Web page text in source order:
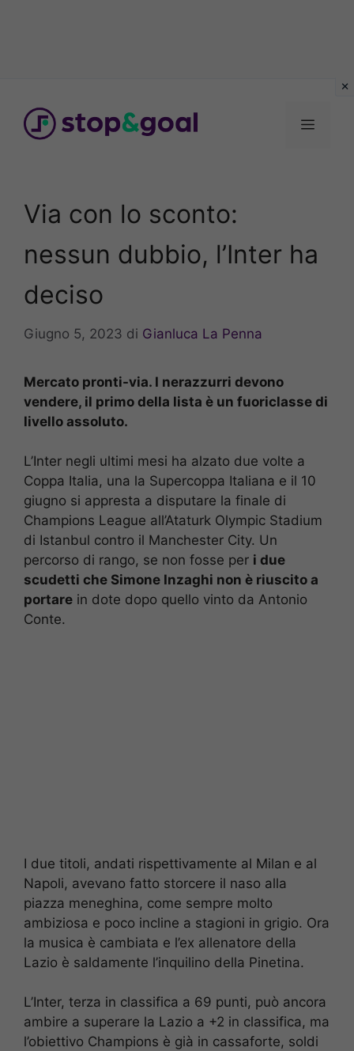
contenuto
Menu
Via con lo sconto:
nessun dubbio, l’Inter ha
deciso
Giugno 5, 2023 di Gianluca La Penna
Mercato pronti-via. I nerazzurri devono
vendere, il primo della lista è un fuoriclasse di
livello assoluto.
L’Inter negli ultimi mesi ha alzato due volte a
Coppa Italia, una la Supercoppa Italiana e il 10
giugno si appresta a disputare la finale di
Champions League all’Ataturk Olympic Stadium
di Istanbul contro il Manchester City. Un
percorso di rango, se non fosse per i due
scudetti che Simone Inzaghi non è riuscito a
portare in dote dopo quello vinto da Antonio
Conte.
I due titoli, andati rispettivamente al Milan e al
Napoli, avevano fatto storcere il naso alla
piazza meneghina, come sempre molto
ambiziosa e poco incline a stagioni in grigio. Ora
la musica è cambiata e l’ex allenatore della
Lazio è saldamente l’inquilino della Pinetina.
L’Inter, terza in classifica a 69 punti, può ancora
ambire a superare la Lazio a +2 in classifica, ma
l’obiettivo Champions è già in cassaforte, soldi